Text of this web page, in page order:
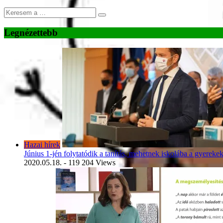
Legnézettebb
Hazai hírek
Június 1-jén folytatódik a tanítás, mehetnek iskolába a gyerekek
2020.05.18. - 119 204 Views